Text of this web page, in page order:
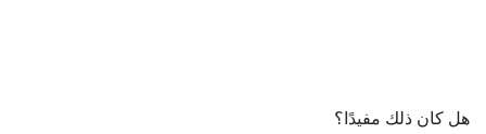
هل كان ذلك مفيدًا؟